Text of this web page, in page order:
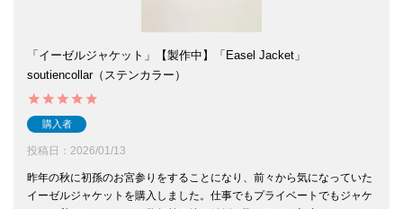
「イーゼルジャケット」【製作中】「Easel Jacket」
soutiencollar（ステンカラー）
購入者
投稿日 2026/01/13
昨年の秋に初孫のお宮参りをすることになり、前々から気になっていた
イーゼルジャケットを購入しました。仕事でもプライベートでもジャケ